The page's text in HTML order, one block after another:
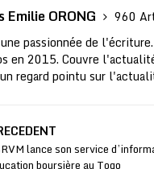
Emilie ORONG
960
passionnée de
en 2015. Couvre
regard pointu sur
lance son service
boursière au Togo